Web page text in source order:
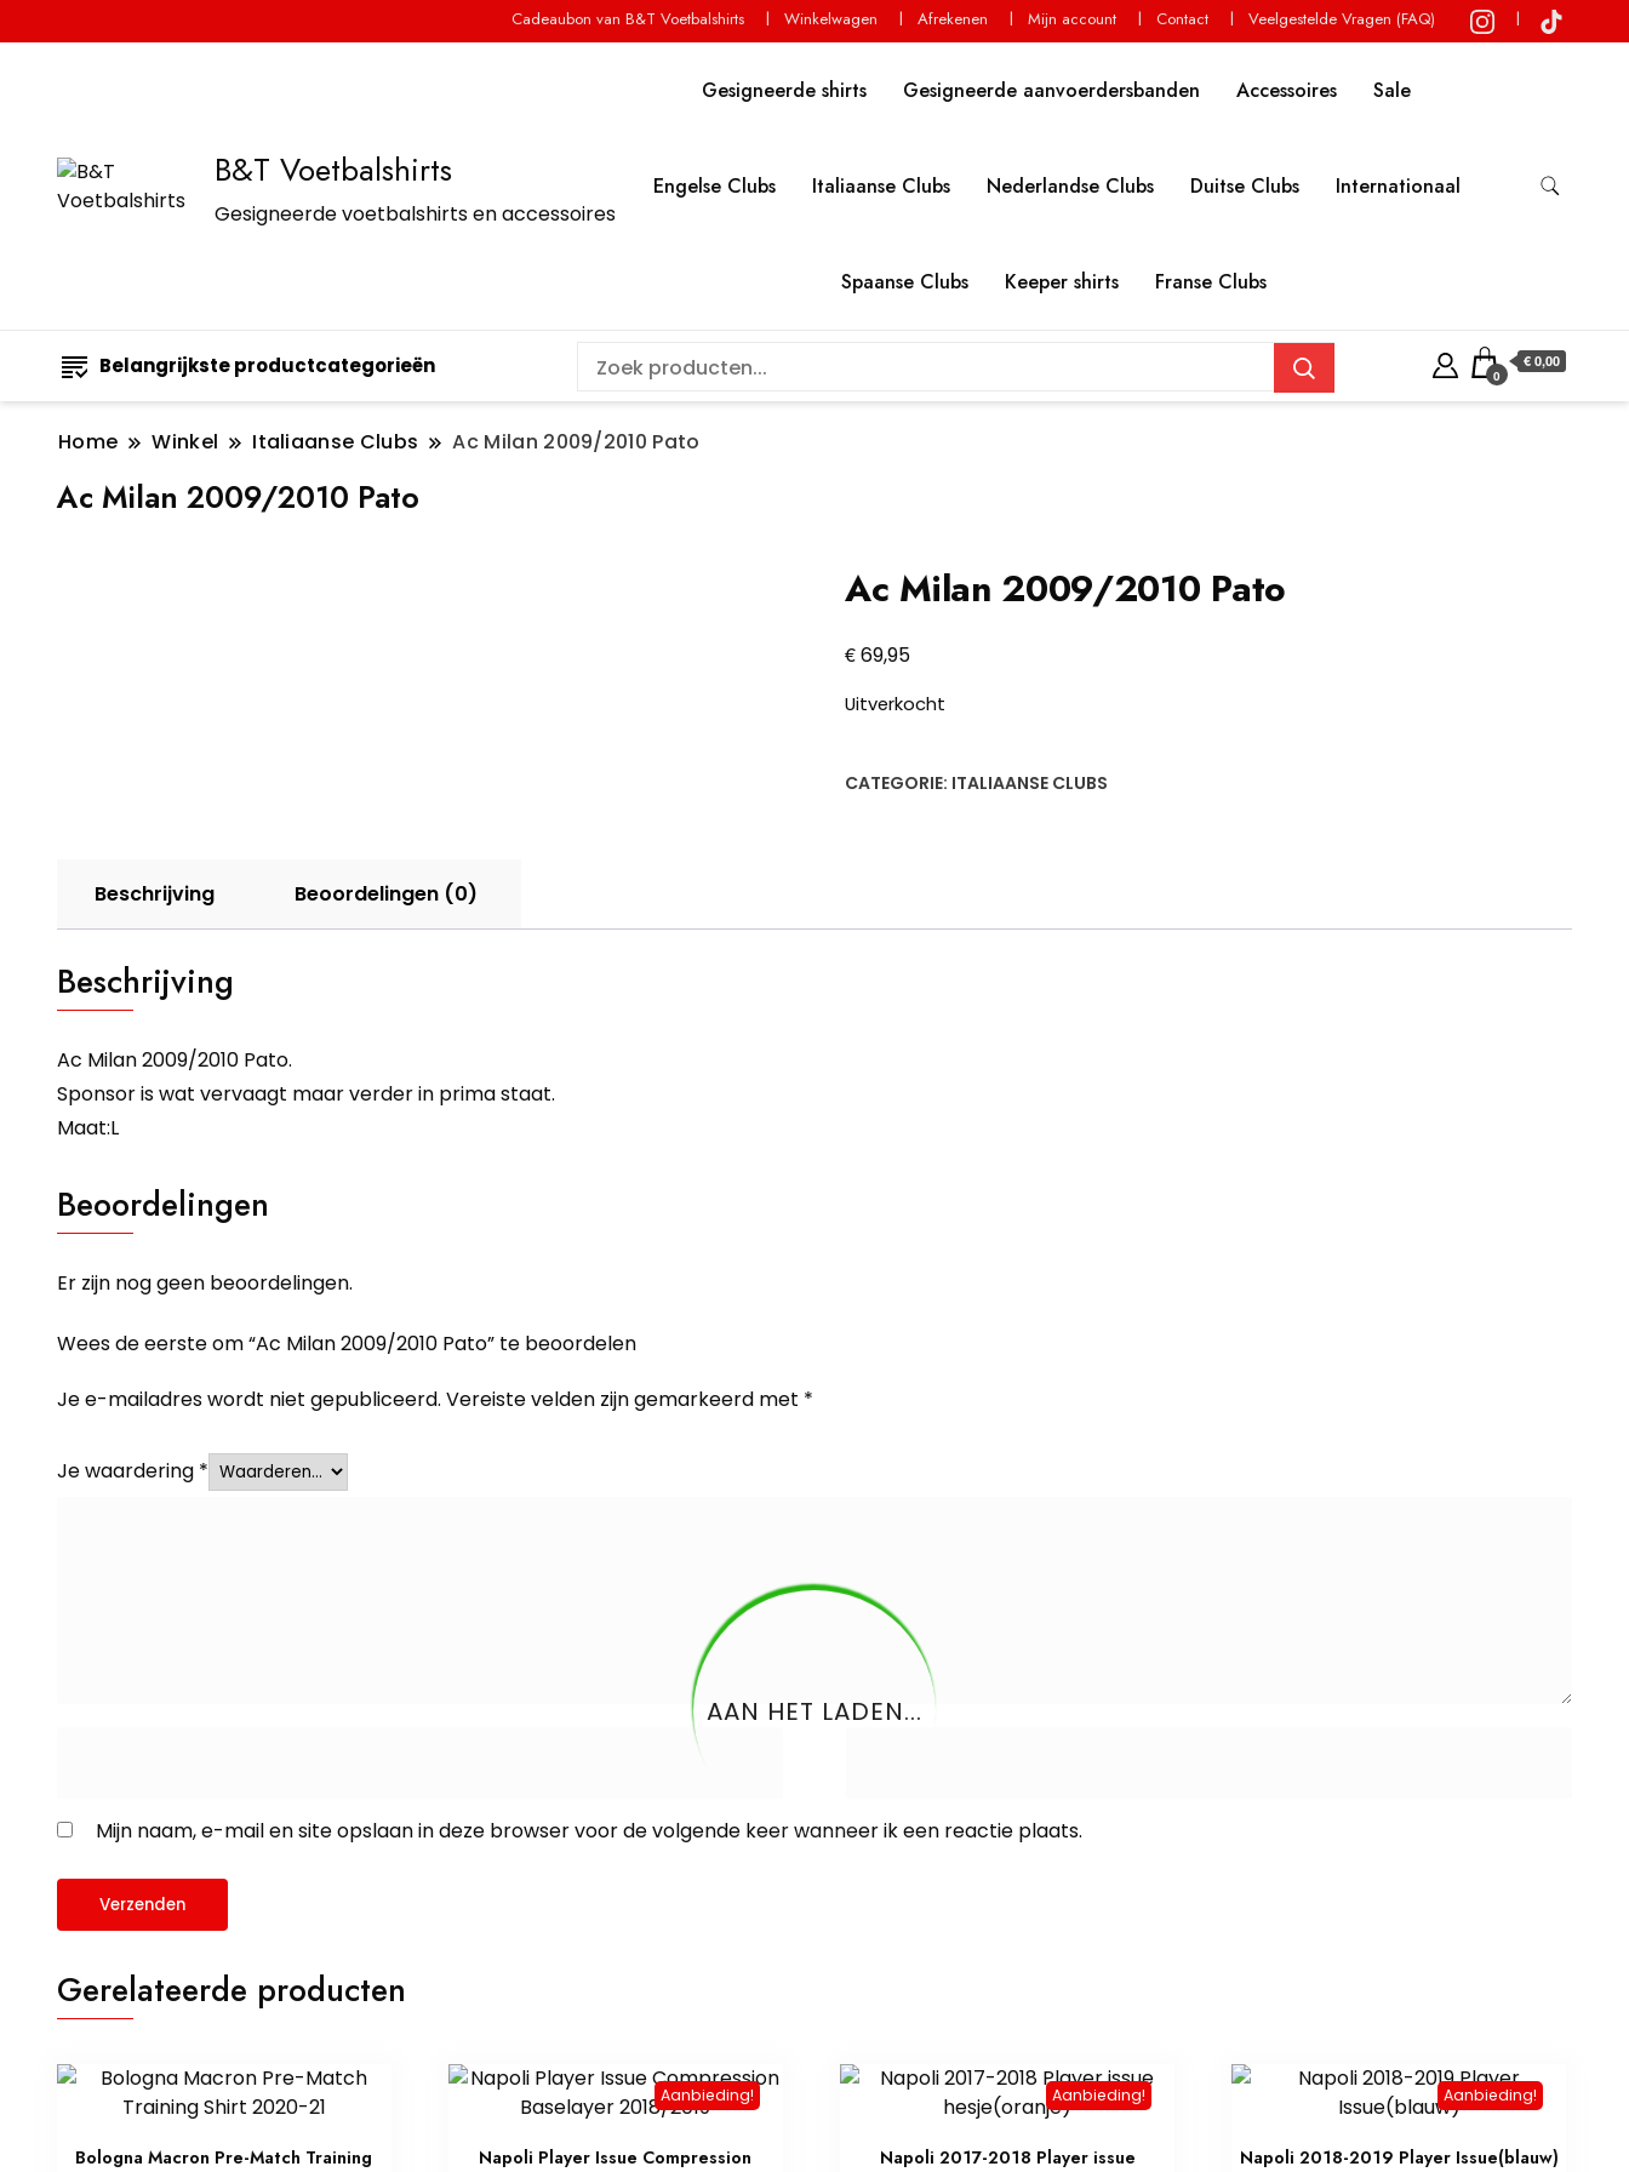
Cadeaubon van B&T Voetbalshirts Winkelwagen Afrekenen Mijn account Contact Veelgestelde Vragen (FAQ)
B&T Voetbalshirts
Gesigneerde voetbalshirts en accessoires
Gesigneerde shirts Gesigneerde aanvoerdersbanden Accessoires Sale
Engelse Clubs Italiaanse Clubs Nederlandse Clubs Duitse Clubs Internationaal
Spaanse Clubs Keeper shirts Franse Clubs
Belangrijkste productcategorieën 0
€ 0,00
Home Winkel Italiaanse Clubs Ac Milan 2009/2010 Pato
Ac Milan 2009/2010 Pato
AAN HET LADEN...
Ac Milan 2009/2010 Pato
€69,95
Uitverkocht
CATEGORIE: ITALIAANSE CLUBS
Beschrijving Beoordelingen (0)
Beschrijving
Ac Milan 2009/2010 Pato.
Sponsor is wat vervaagt maar verder in prima staat.
Maat:L
Beoordelingen
Er zijn nog geen beoordelingen.
Wees de eerste om “Ac Milan 2009/2010 Pato” te beoordelen
Je e-mailadres wordt niet gepubliceerd. Vereiste velden zijn gemarkeerd met *
Je waardering *
Mijn naam, e-mail en site opslaan in deze browser voor de volgende keer wanneer ik een reactie plaats.
Gerelateerde producten
Bologna Macron Pre-Match Training
Aanbieding!
Napoli Player Issue Compression
Aanbieding!
Napoli 2017-2018 Player issue
Aanbieding!
Napoli 2018-2019 Player Issue(blauw)